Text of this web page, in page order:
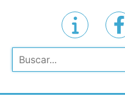
Pesquisar